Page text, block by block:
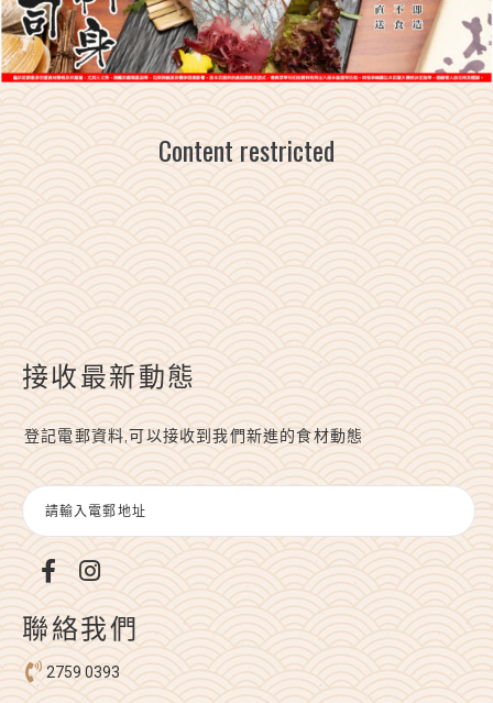
Content restricted
接收最新動態
登記電郵資料,可以接收到我們新進的食材動態
聯絡我們
2759 0393